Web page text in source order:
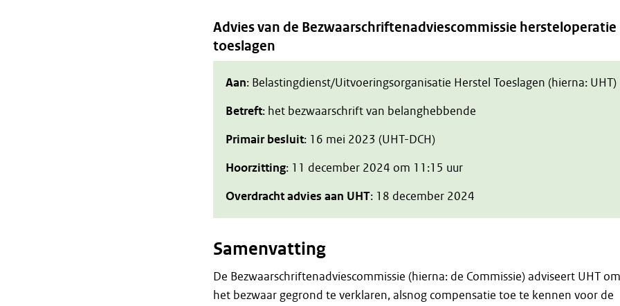
Advies van de Bezwaarschriftenadviescommissie hersteloperatie
toeslagen
Aan: Belastingdienst/Uitvoeringsorganisatie Herstel Toeslagen (hierna: UHT)
Betreft: het bezwaarschrift van belanghebbende
Primair besluit: 16 mei 2023 (UHT-DCH)
Hoorzitting: 11 december 2024 om 11:15 uur
Overdracht advies aan UHT: 18 december 2024
Samenvatting
De Bezwaarschriftenadviescommissie (hierna: de Commissie) adviseert UHT om
het bezwaar gegrond te verklaren, alsnog compensatie toe te kennen voor de